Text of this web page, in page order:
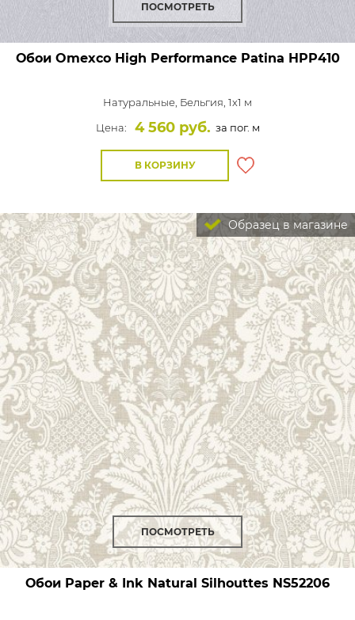
ПОСМОТРЕТЬ
Обои Omexco High Performance Patina HPP410
Натуральные, Бельгия, 1x1 м
Цена:
4 560 руб. за пог. м
В КОРЗИНУ
Образец в магазине
ПОСМОТРЕТЬ
Обои Paper & Ink Natural Silhouttes NS52206